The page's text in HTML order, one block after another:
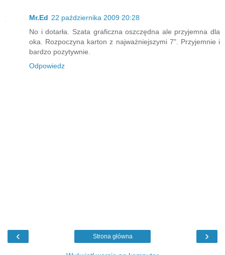
Mr.Ed 22 października 2009 20:28
No i dotarła. Szata graficzna oszczędna ale przyjemna dla
oka. Rozpoczyna karton z najważniejszymi 7". Przyjemnie i
bardzo pozytywnie.
Odpowiedz
‹ ›
Strona główna